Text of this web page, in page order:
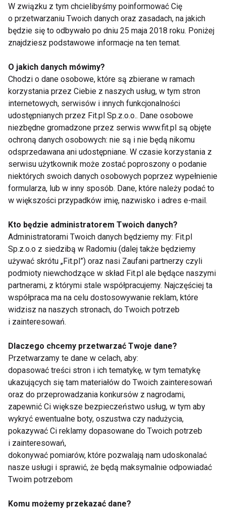
W ramach refundacji NFZ pacjentowi w ciągu roku
przysługuje do 4 opakowań igieł (każde opakowanie
zawiera 100 igieł).
Na jakie igły pacjent otrzyma
refundację?
Refundacja NFZ igieł PIC Insupen Original 0,25x5mm
(31G) i 0,3x8mm (30G) przysługuje posiadającym
aktualne ubezpieczenie zdrowotne na podstawie
zlecenia wystawionego przez osobę uprawnioną
m.in. lekarza specjalistę, w tym lekarza rodzinnego.
Jedna igła równa się jedna iniekcja
Wielokrotne stosowanie tej samej igły może
tylko na dyskomfort i ból, ale również na
lipohipertrofię czy hiperglikemię.
Refundacja igieł do penów sprzyja edukacji
pacjentów na temat prawidłowej insulinoterapii,
budowaniu świadomości i kształtowaniu postaw
zdrowego stylu życia. Osoby chore na cukrzycę
mogą zakupić 400 igieł, co może wpłynąć znacząco
na skuteczność insulinoterapii.
INSULINA ZDROWIE
Insulina
W związku z tym chcielibyśmy poinformować Cię
o przetwarzaniu Twoich danych oraz zasadach, na jakich
będzie się to odbywało po dniu 25 maja 2018 roku. Poniżej
znajdziesz podstawowe informacje na ten temat.
O jakich danych mówimy?
Chodzi o dane osobowe, które są zbierane w ramach
korzystania przez Ciebie z naszych usług, w tym stron
internetowych, serwisów i innych funkcjonalności
udostępnianych przez Fit.pl Sp.z.o.o.. Dane osobowe
niezbędne gromadzone przez serwis www.fit.pl są objęte
ochroną danych osobowych: nie są i nie będą nikomu
odsprzedawana ani udostępniane. W czasie korzystania z
serwisu użytkownik może zostać poproszony o podanie
niektórych swoich danych osobowych poprzez wypełnienie
formularza, lub w inny sposób. Dane, które należy podać to
w większości przypadków imię, nazwisko i adres e-mail.
Kto będzie administratorem Twoich danych?
Administratorami Twoich danych będziemy my: Fit.pl
Sp.z.o.o z siedzibą w Radomiu (dalej także będziemy
używać skrótu „Fit.pl”) oraz nasi Zaufani partnerzy czyli
podmioty niewchodzące w skład Fit.pl ale będące naszymi
partnerami, z którymi stale współpracujemy. Najczęściej ta
współpraca ma na celu dostosowywanie reklam, które
widzisz na naszych stronach, do Twoich potrzeb
i zainteresowań.
Dlaczego chcemy przetwarzać Twoje dane?
Przetwarzamy te dane w celach, aby:
dopasować treści stron i ich tematykę, w tym tematykę
ukazujących się tam materiałów do Twoich zainteresowań
oraz do przeprowadzania konkursów z nagrodami,
zapewnić Ci większe bezpieczeństwo usług, w tym aby
wykryć ewentualne boty, oszustwa czy nadużycia,
pokazywać Ci reklamy dopasowane do Twoich potrzeb
i zainteresowań,
dokonywać pomiarów, które pozwalają nam udoskonalać
nasze usługi i sprawić, że będą maksymalnie odpowiadać
Twoim potrzebom
Komu możemy przekazać dane?